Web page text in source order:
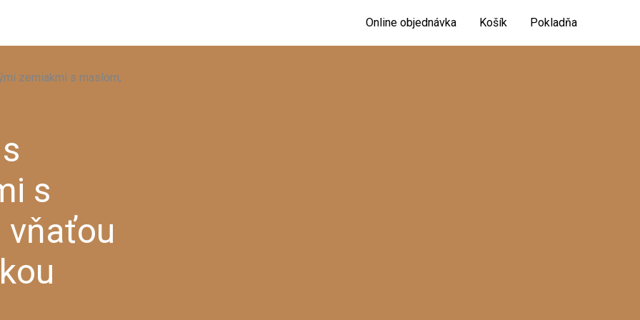
Online objednávka Košík Pokladňa
zemiakmi s maslom,
s
vňaťou